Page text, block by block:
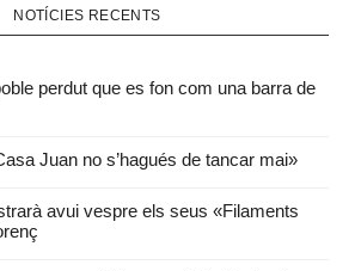
NOTÍCIES RECENTS
perdut que es fon com una barra de
Juan no s’hagués de tancar mai»
avui vespre els seus «Filaments